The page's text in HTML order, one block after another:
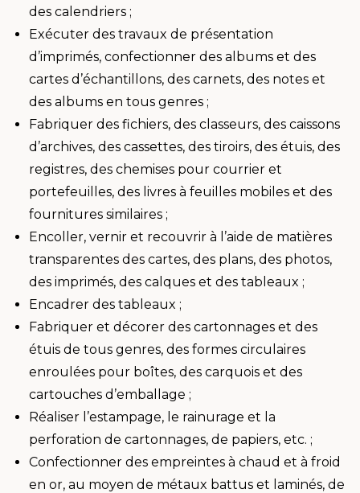
des calendriers ;
Exécuter des travaux de présentation
d’imprimés, confectionner des albums et des
cartes d’échantillons, des carnets, des notes et
des albums en tous genres ;
Fabriquer des fichiers, des classeurs, des caissons
d’archives, des cassettes, des tiroirs, des étuis, des
registres, des chemises pour courrier et
portefeuilles, des livres à feuilles mobiles et des
fournitures similaires ;
Encoller, vernir et recouvrir à l’aide de matières
transparentes des cartes, des plans, des photos,
des imprimés, des calques et des tableaux ;
Encadrer des tableaux ;
Fabriquer et décorer des cartonnages et des
étuis de tous genres, des formes circulaires
enroulées pour boîtes, des carquois et des
cartouches d’emballage ;
Réaliser l’estampage, le rainurage et la
perforation de cartonnages, de papiers, etc. ;
Confectionner des empreintes à chaud et à froid
en or, au moyen de métaux battus et laminés, de